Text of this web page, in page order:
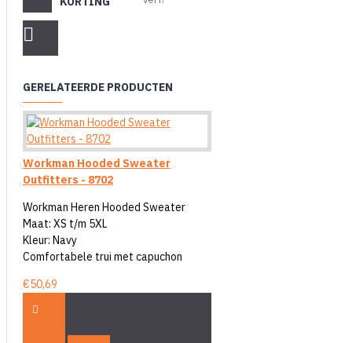
GERELATEERDE PRODUCTEN
Workman Hooded Sweater
Outfitters - 8702
Workman Heren Hooded Sweater
Maat: XS t/m 5XL
Kleur: Navy
Comfortabele trui met capuchon
€50,69